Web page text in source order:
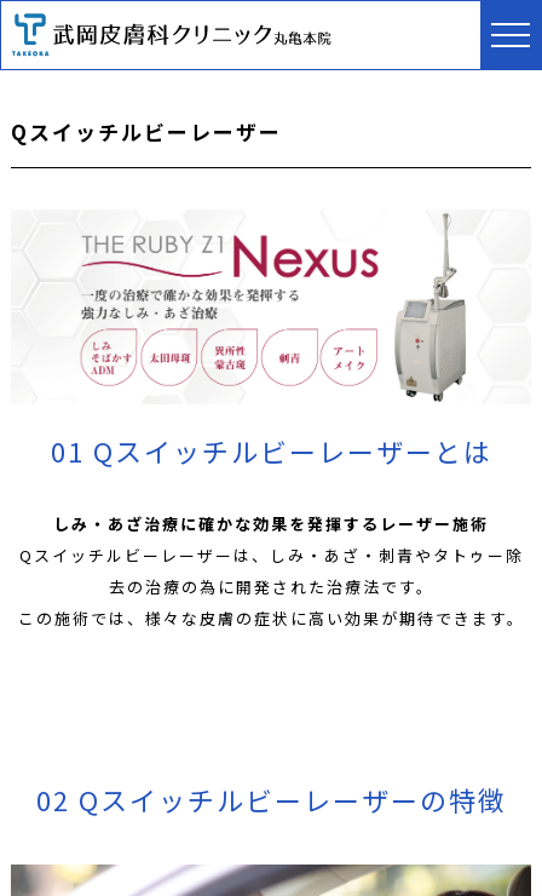
Qスイッチルビーレーザー
01 Qスイッチルビーレーザーとは
しみ・あざ治療に確かな効果を発揮するレーザー施術
Qスイッチルビーレーザーは、しみ・あざ・刺青やタトゥー除
去の治療の為に開発された治療法です。
この施術では、様々な皮膚の症状に高い効果が期待できます。
02 Qスイッチルビーレーザーの特徴